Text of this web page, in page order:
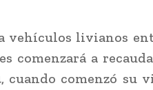
vehículos livianos
comenzará a
cuando comenzó su